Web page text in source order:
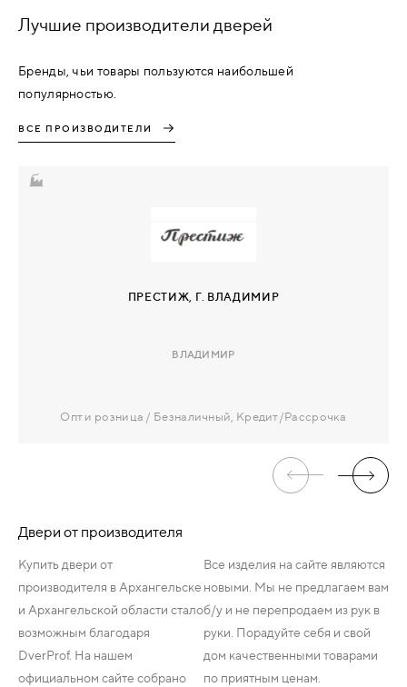
Лучшие производители дверей
Бренды, чьи товары пользуются наибольшей
популярностью.
ВСЕ ПРОИЗВОДИТЕЛИ
ПРЕСТИЖ, Г. ВЛАДИМИР
ВЛАДИМИР
Опт и розница Безналичный, Кредит/Рассрочка
Двери от производителя
Купить двери от
производителя в Архангельске
и Архангельской области стало
возможным благодаря
DverProf. На нашем
официальном сайте собрано
Все изделия на сайте являются
новыми. Мы не предлагаем вам
б/у и не перепродаем из рук в
руки. Порадуйте себя и свой
дом качественными товарами
по приятным ценам.